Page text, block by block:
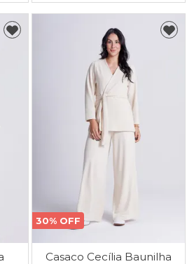
30% OFF
Casaco Cecília Baunilha